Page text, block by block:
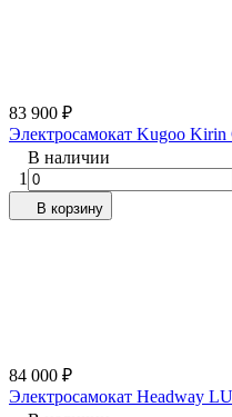
83 900 ₽
Электросамокат Kugoo Kirin
В наличии
1
В корзину
84 000 ₽
Электросамокат Headway